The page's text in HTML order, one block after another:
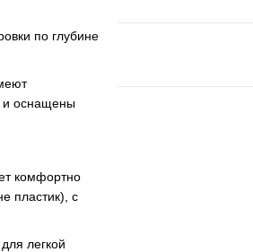
по глубине
и оснащены
комфортно
пластик), с
легкой